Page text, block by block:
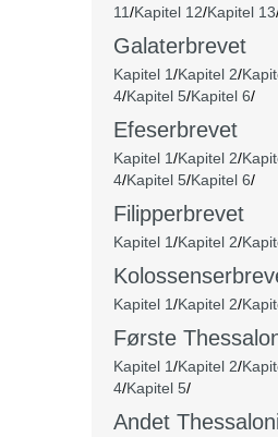
11/Kapitel 12/Kapitel 13
Galaterbrevet
Kapitel 1/Kapitel 2/
4/Kapitel 5/Kapitel 6/
Efeserbrevet
Kapitel 1/Kapitel 2/
4/Kapitel 5/Kapitel 6/
Filipperbrevet
Kapitel 1/Kapitel 2/
Kapitel 1/Kapitel 2/
Første
Kapitel 1/Kapitel 2/
4/Kapitel 5/
Andet